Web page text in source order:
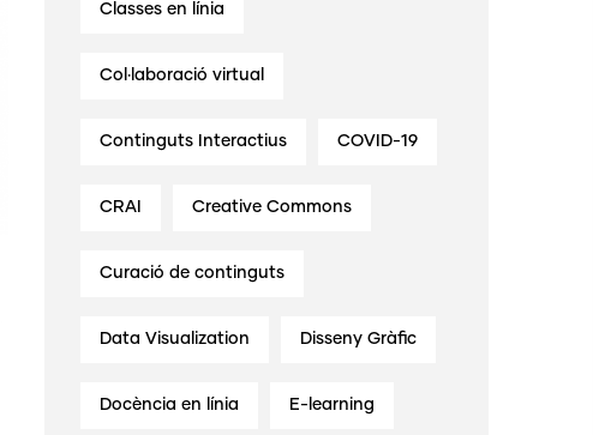
Classes en línia
Col·laboració virtual
Continguts Interactius COVID-19
CRAI Creative Commons
Curació de continguts
Data Visualization Disseny Gràfic
Docència en línia E-learning